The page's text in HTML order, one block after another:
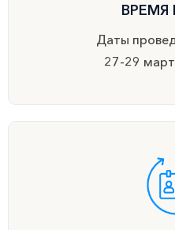
ВРЕМЯ
Даты
27-29